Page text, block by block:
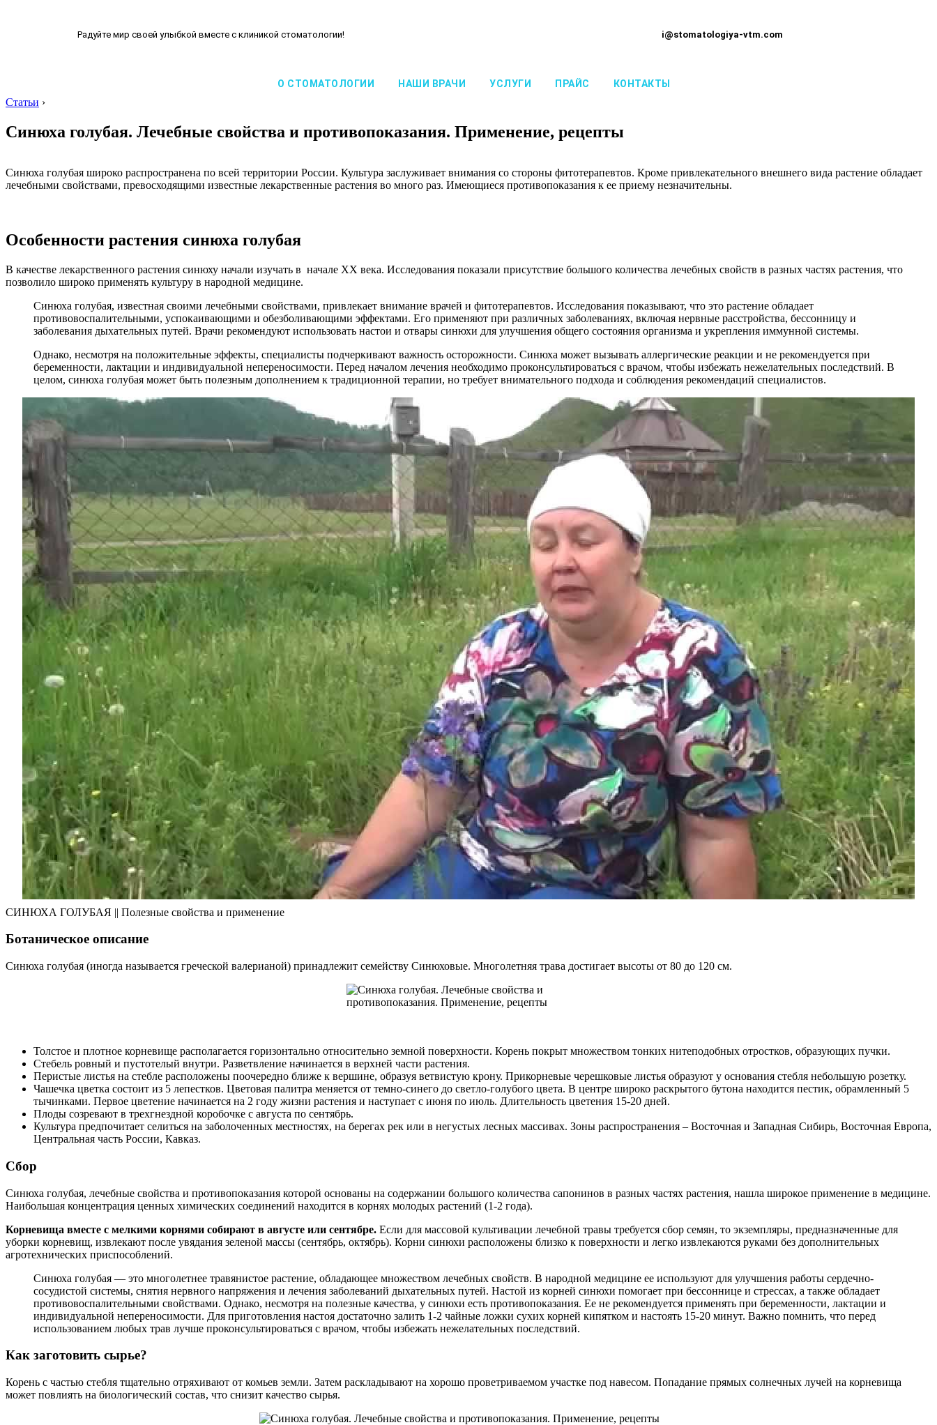
Радуйте мир своей улыбкой вместе с клиникой стоматологии! i@stomatologiya-vtm.com
О СТОМАТОЛОГИИ НАШИ ВРАЧИ УСЛУГИ ПРАЙС КОНТАКТЫ
Статьи ›
Синюха голубая. Лечебные свойства и противопоказания. Применение, рецепты
Синюха голубая широко распространена по всей территории России. Культура заслуживает внимания со стороны фитотерапевтов. Кроме привлекательного внешнего вида растение обладает
лечебными свойствами, превосходящими известные лекарственные растения во много раз. Имеющиеся противопоказания к ее приему незначительны.
Особенности растения синюха голубая
В качестве лекарственного растения синюху начали изучать в начале ХХ века. Исследования показали присутствие большого количества лечебных свойств в разных частях растения, что
позволило широко применять культуру в народной медицине.
Синюха голубая, известная своими лечебными свойствами, привлекает внимание врачей и фитотерапевтов. Исследования показывают, что это растение обладает
противовоспалительными, успокаивающими и обезболивающими эффектами. Его применяют при различных заболеваниях, включая нервные расстройства, бессонницу и
заболевания дыхательных путей. Врачи рекомендуют использовать настои и отвары синюхи для улучшения общего состояния организма и укрепления иммунной системы.
Однако, несмотря на положительные эффекты, специалисты подчеркивают важность осторожности. Синюха может вызывать аллергические реакции и не рекомендуется при
беременности, лактации и индивидуальной непереносимости. Перед началом лечения необходимо проконсультироваться с врачом, чтобы избежать нежелательных последствий. В
целом, синюха голубая может быть полезным дополнением к традиционной терапии, но требует внимательного подхода и соблюдения рекомендаций специалистов.
СИНЮХА ГОЛУБАЯ || Полезные свойства и применение
Ботаническое описание
Синюха голубая (иногда называется греческой валерианой) принадлежит семейству Синюховые. Многолетняя трава достигает высоты от 80 до 120 см.
Толстое и плотное корневище располагается горизонтально относительно земной поверхности. Корень покрыт множеством тонких нитеподобных отростков, образующих пучки.
Стебель ровный и пустотелый внутри. Разветвление начинается в верхней части растения.
Перистые листья на стебле расположены поочередно ближе к вершине, образуя ветвистую крону. Прикорневые черешковые листья образуют у основания стебля небольшую розетку.
Чашечка цветка состоит из 5 лепестков. Цветовая палитра меняется от темно-синего до светло-голубого цвета. В центре широко раскрытого бутона находится пестик, обрамленный 5
тычинками. Первое цветение начинается на 2 году жизни растения и наступает с июня по июль. Длительность цветения 15-20 дней.
Плоды созревают в трехгнездной коробочке с августа по сентябрь.
Культура предпочитает селиться на заболоченных местностях, на берегах рек или в негустых лесных массивах. Зоны распространения – Восточная и Западная Сибирь, Восточная Европа,
Центральная часть России, Кавказ.
Сбор
Синюха голубая, лечебные свойства и противопоказания которой основаны на содержании большого количества сапонинов в разных частях растения, нашла широкое применение в медицине.
Наибольшая концентрация ценных химических соединений находится в корнях молодых растений (1-2 года).
Корневища вместе с мелкими корнями собирают в августе или сентябре. Если для массовой культивации лечебной травы требуется сбор семян, то экземпляры, предназначенные для
уборки корневищ, извлекают после увядания зеленой массы (сентябрь, октябрь). Корни синюхи расположены близко к поверхности и легко извлекаются руками без дополнительных
агротехнических приспособлений.
Синюха голубая — это многолетнее травянистое растение, обладающее множеством лечебных свойств. В народной медицине ее используют для улучшения работы сердечно-
сосудистой системы, снятия нервного напряжения и лечения заболеваний дыхательных путей. Настой из корней синюхи помогает при бессоннице и стрессах, а также обладает
противовоспалительными свойствами. Однако, несмотря на полезные качества, у синюхи есть противопоказания. Ее не рекомендуется применять при беременности, лактации и
индивидуальной непереносимости. Для приготовления настоя достаточно залить 1-2 чайные ложки сухих корней кипятком и настоять 15-20 минут. Важно помнить, что перед
использованием любых трав лучше проконсультироваться с врачом, чтобы избежать нежелательных последствий.
Как заготовить сырье?
Корень с частью стебля тщательно отряхивают от комьев земли. Затем раскладывают на хорошо проветриваемом участке под навесом. Попадание прямых солнечных лучей на корневища
может повлиять на биологический состав, что снизит качество сырья.